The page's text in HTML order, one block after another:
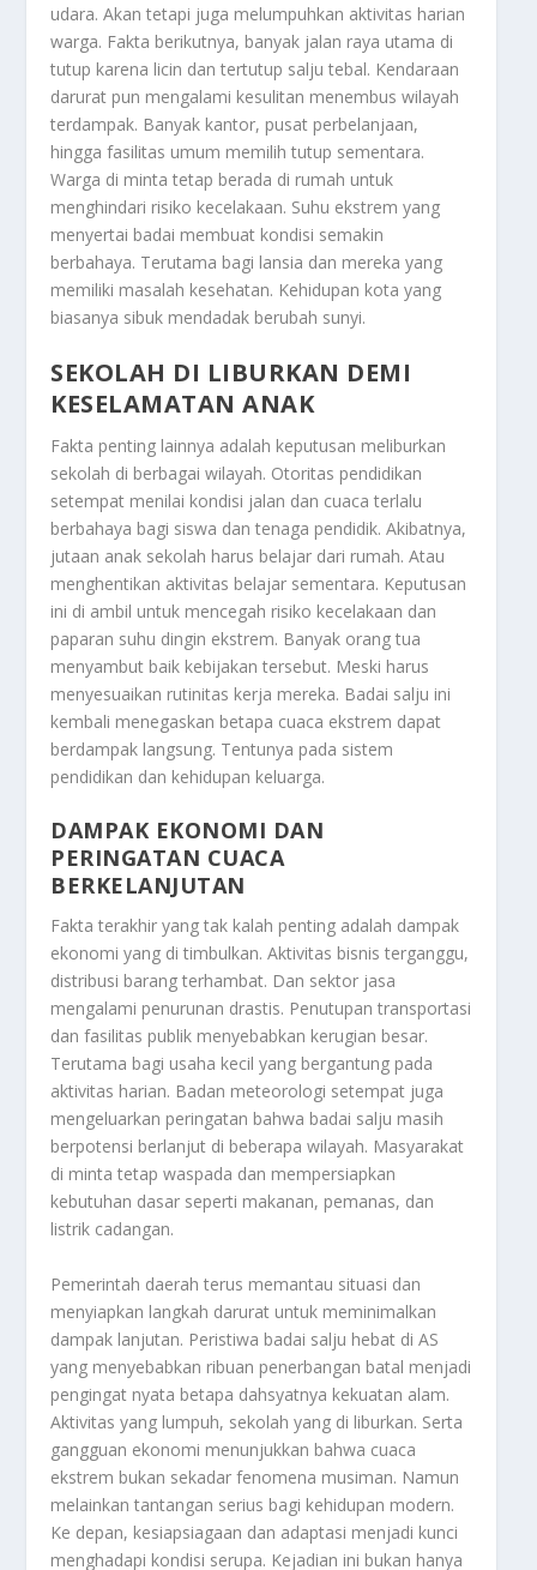
udara. Akan tetapi juga melumpuhkan aktivitas harian
warga. Fakta berikutnya, banyak jalan raya utama di
tutup karena licin dan tertutup salju tebal. Kendaraan
darurat pun mengalami kesulitan menembus wilayah
terdampak. Banyak kantor, pusat perbelanjaan,
hingga fasilitas umum memilih tutup sementara.
Warga di minta tetap berada di rumah untuk
menghindari risiko kecelakaan. Suhu ekstrem yang
menyertai badai membuat kondisi semakin
berbahaya. Terutama bagi lansia dan mereka yang
memiliki masalah kesehatan. Kehidupan kota yang
biasanya sibuk mendadak berubah sunyi.
SEKOLAH DI LIBURKAN DEMI
KESELAMATAN ANAK
Fakta penting lainnya adalah keputusan meliburkan
sekolah di berbagai wilayah. Otoritas pendidikan
setempat menilai kondisi jalan dan cuaca terlalu
berbahaya bagi siswa dan tenaga pendidik. Akibatnya,
jutaan anak sekolah harus belajar dari rumah. Atau
menghentikan aktivitas belajar sementara. Keputusan
ini di ambil untuk mencegah risiko kecelakaan dan
paparan suhu dingin ekstrem. Banyak orang tua
menyambut baik kebijakan tersebut. Meski harus
menyesuaikan rutinitas kerja mereka. Badai salju ini
kembali menegaskan betapa cuaca ekstrem dapat
berdampak langsung. Tentunya pada sistem
pendidikan dan kehidupan keluarga.
DAMPAK EKONOMI DAN
PERINGATAN CUACA
BERKELANJUTAN
Fakta terakhir yang tak kalah penting adalah dampak
ekonomi yang di timbulkan. Aktivitas bisnis terganggu,
distribusi barang terhambat. Dan sektor jasa
mengalami penurunan drastis. Penutupan transportasi
dan fasilitas publik menyebabkan kerugian besar.
Terutama bagi usaha kecil yang bergantung pada
aktivitas harian. Badan meteorologi setempat juga
mengeluarkan peringatan bahwa badai salju masih
berpotensi berlanjut di beberapa wilayah. Masyarakat
di minta tetap waspada dan mempersiapkan
kebutuhan dasar seperti makanan, pemanas, dan
listrik cadangan.
Pemerintah daerah terus memantau situasi dan
menyiapkan langkah darurat untuk meminimalkan
dampak lanjutan. Peristiwa badai salju hebat di AS
yang menyebabkan ribuan penerbangan batal menjadi
pengingat nyata betapa dahsyatnya kekuatan alam.
Aktivitas yang lumpuh, sekolah yang di liburkan. Serta
gangguan ekonomi menunjukkan bahwa cuaca
ekstrem bukan sekadar fenomena musiman. Namun
melainkan tantangan serius bagi kehidupan modern.
Ke depan, kesiapsiagaan dan adaptasi menjadi kunci
menghadapi kondisi serupa. Kejadian ini bukan hanya